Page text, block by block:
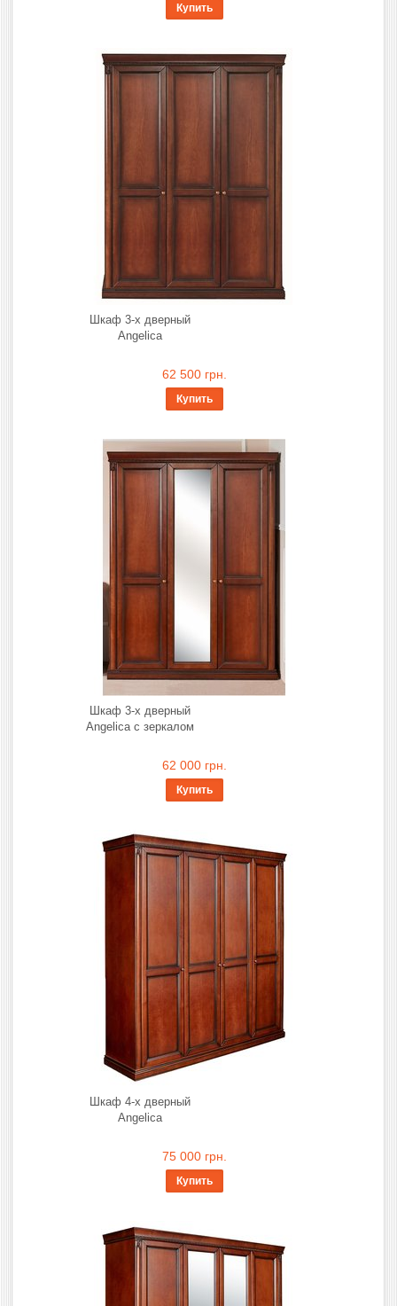
Купить
Шкаф 3-х дверный
Angelica
62 500 грн.
Купить
Шкаф 3-х дверный
Angelica с зеркалом
62 000 грн.
Купить
Шкаф 4-х дверный
Angelica
75 000 грн.
Купить